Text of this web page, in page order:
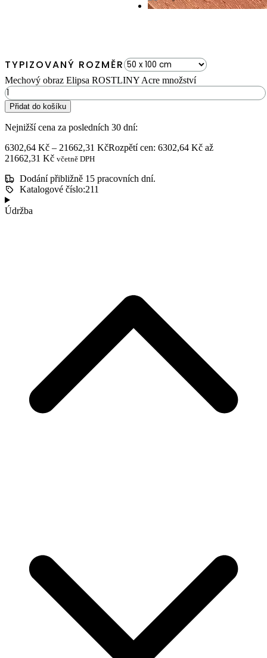
TYPIZOVANÝ ROZMĚR
Mechový obraz Elipsa ROSTLINY Acre množství
Přidat do košíku
Nejnižší cena za posledních 30 dní:
6302,64 Kč – 21662,31 KčRozpětí cen: 6302,64 Kč až
21662,31 Kč včetně DPH
Dodání přibližně 15 pracovních dní.
Katalogové číslo:211
Údržba